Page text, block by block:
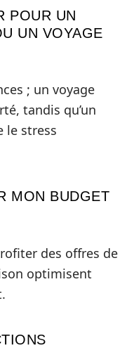
POUR UN
UN VOYAGE
; un voyage
tandis qu’un
le stress
MON BUDGET
des offres de
optimisent